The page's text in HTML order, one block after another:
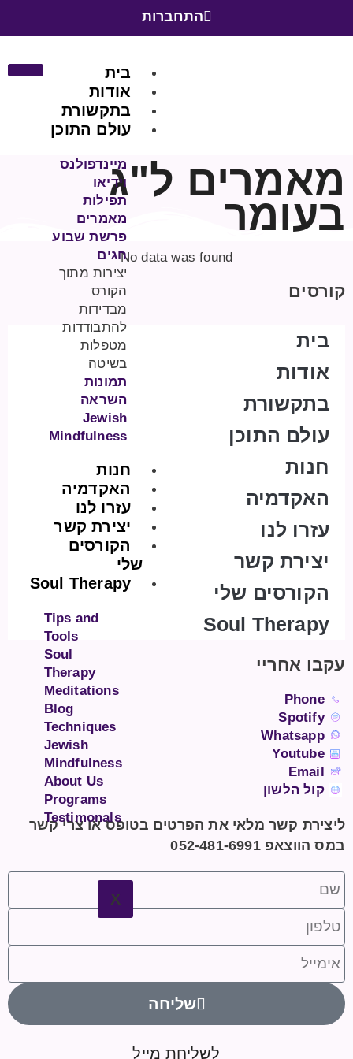
התחברות
בית
אודות
בתקשורת
עולם התוכן
מיינדפולנס
וידיאו
תפילות
מאמרים
פרשת שבוע
חגים
יצירות מתוך
הקורס
מבדידות
להתבודדות
מטפלות
בשיטה
תמונות
השראה
Jewish
Mindfulness
חנות
האקדמיה
עזרו לנו
יצירת קשר
הקורסים
שלי
Soul Therapy
Tips and
Tools
Soul
Therapy
Meditations
Blog
Techniques
Jewish
Mindfulness
About Us
Programs
Testimonals
X
מאמרים ל"ג
בעומר
No data was found
קורסים
בית
אודות
בתקשורת
עולם התוכן
חנות
האקדמיה
עזרו לנו
יצירת קשר
הקורסים שלי
Soul Therapy
עקבו אחריי
Phone
Spotify
Whatsapp
Youtube
Email
קול הלשון
ליצירת קשר מלאי את הפרטים בטופס או צרי קשר
במס הווצאפ 052-481-6991
שליחה
לשליחת מייל